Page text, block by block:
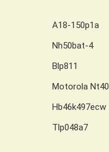
A18-150p1a
Nh50bat-4
Blp811
Motorola Nt40
Hb46k497ecw
Tlp048a7